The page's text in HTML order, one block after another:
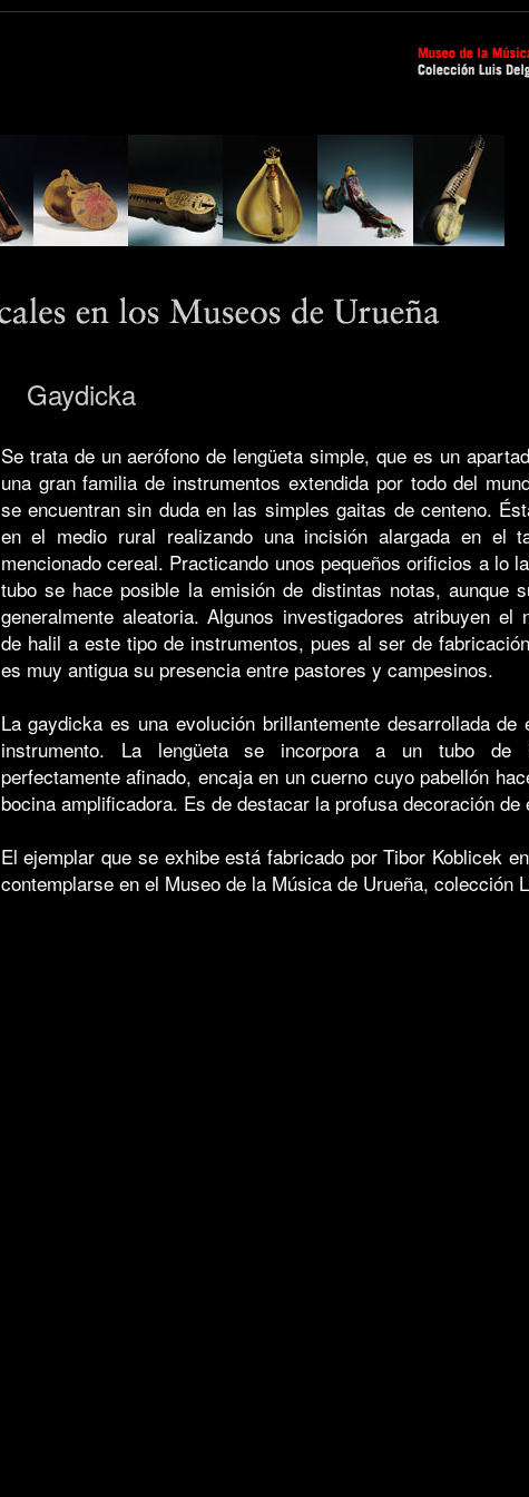
Gaydicka
Se trata de un aerófono de lengüeta simple, que es un
una gran familia de instrumentos extendida por todo del
se encuentran sin duda en las simples gaitas de centeno.
en el medio rural realizando una incisión alargada en el
mencionado cereal. Practicando unos pequeños orificios a lo
tubo se hace posible la emisión de distintas notas, aunque
generalmente aleatoria. Algunos investigadores atribuyen el
de halil a este tipo de instrumentos, pues al ser de
es muy antigua su presencia entre pastores y campesinos.
La gaydicka es una evolución brillantemente desarrollada de
instrumento. La lengüeta se incorpora a un tubo de
perfectamente afinado, encaja en un cuerno cuyo pabellón
bocina amplificadora. Es de destacar la profusa decoración de
El ejemplar que se exhibe está fabricado por Tibor Koblicek
contemplarse en el Museo de la Música de Urueña, colección